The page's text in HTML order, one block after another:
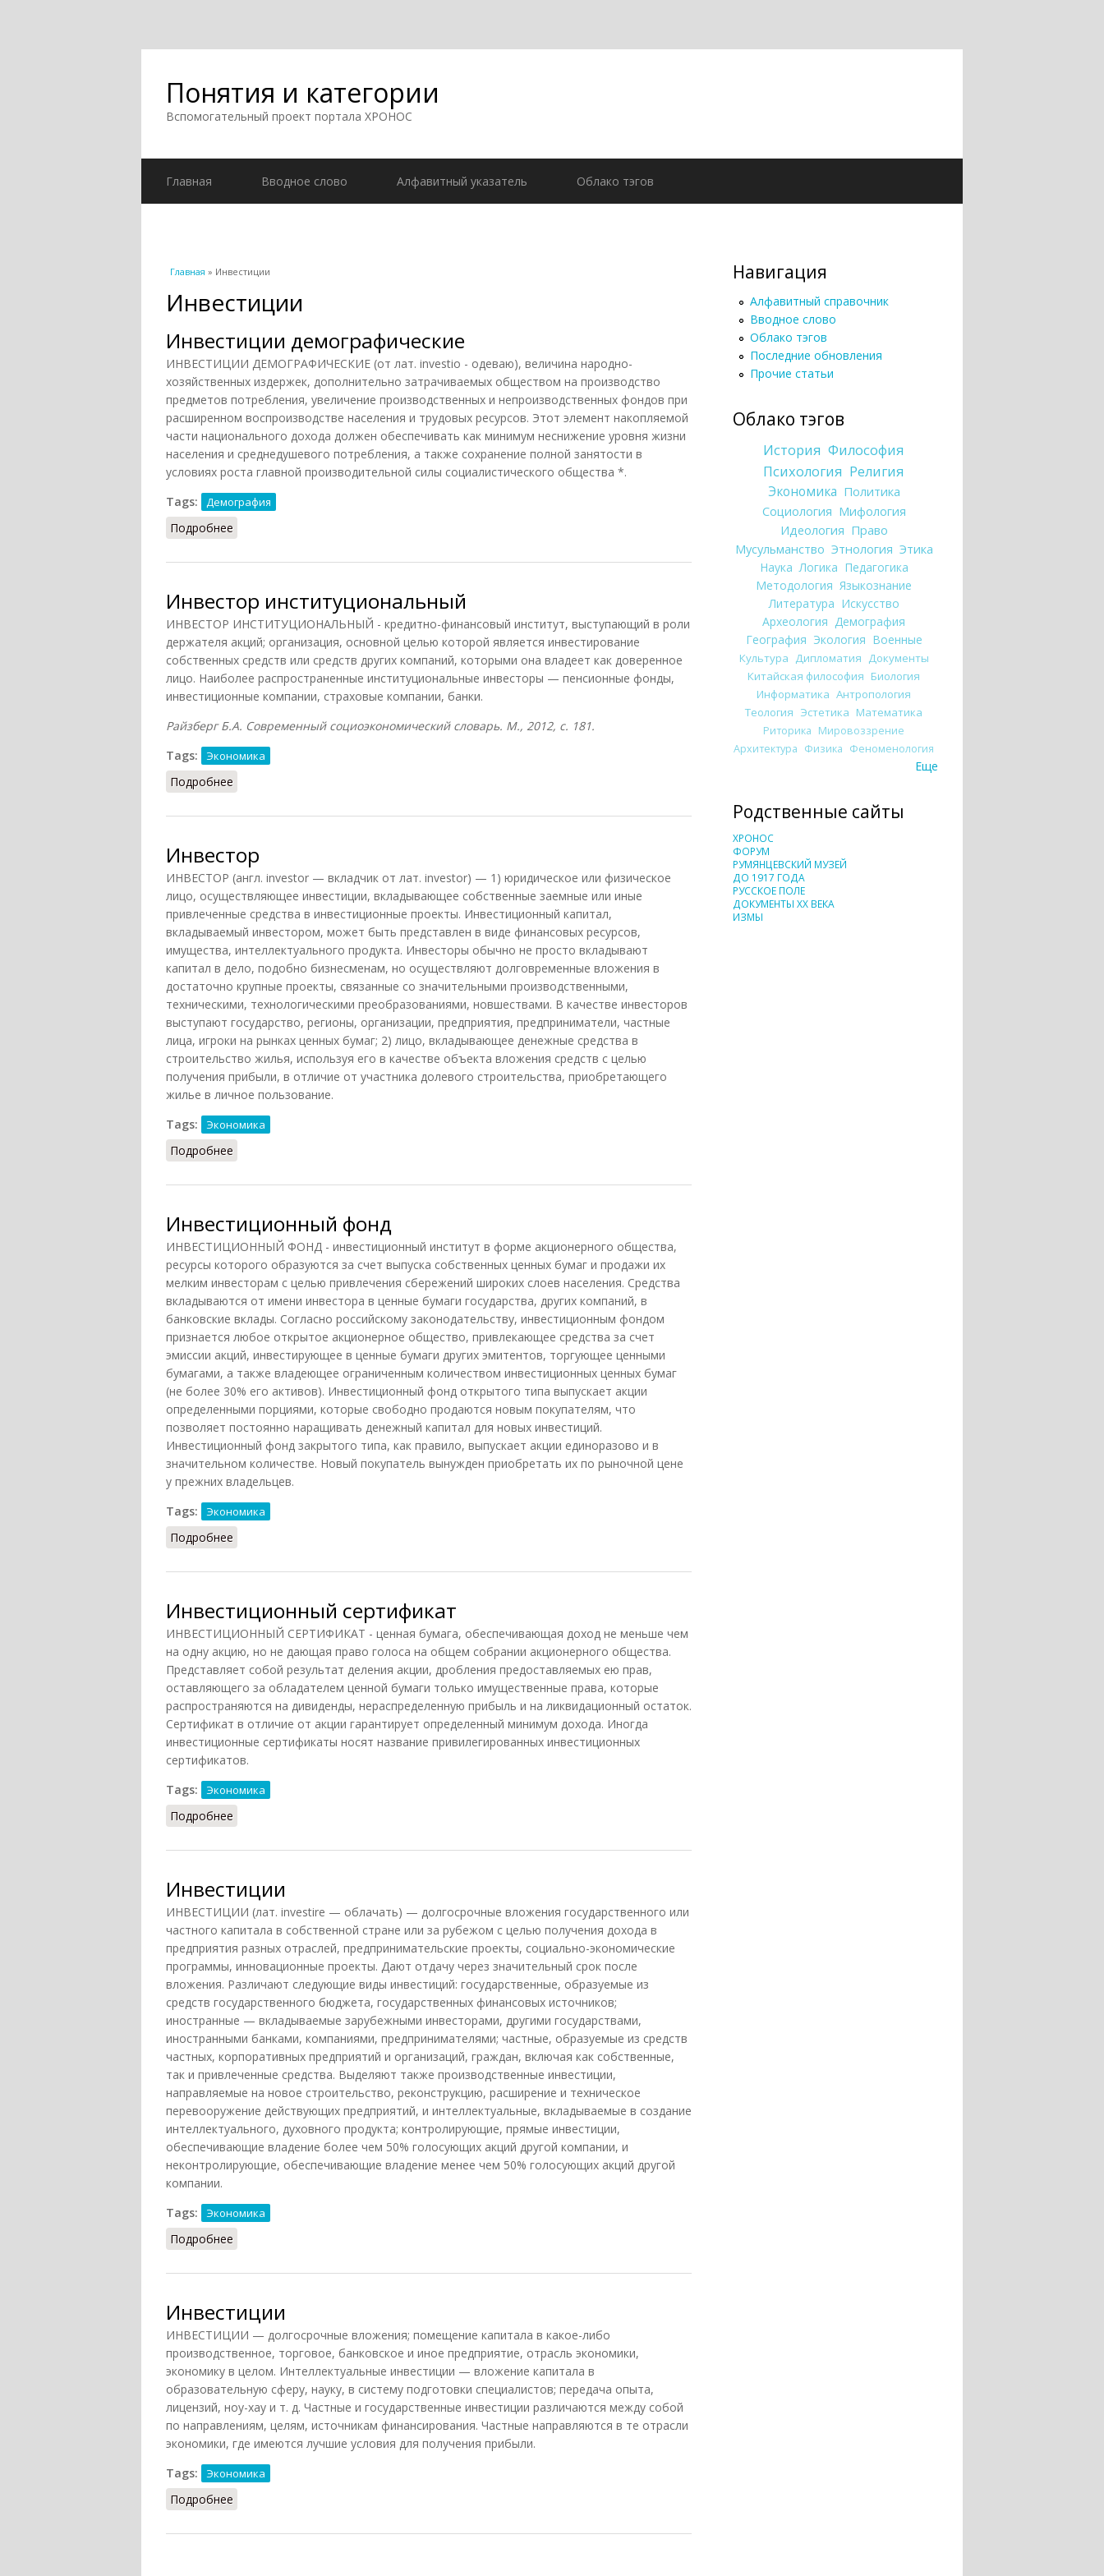
Понятия и категории
Вспомогательный проект портала ХРОНОС
Главная Вводное слово Алфавитный указатель Облако тэгов
Вы здесь
Главная » Инвестиции
Инвестиции
Инвестиции демографические
ИНВЕСТИЦИИ ДЕМОГРАФИЧЕСКИЕ (от лат. investio - одеваю), величина народно-
хозяйственных издержек, дополнительно затрачиваемых обществом на производство
предметов потребления, увеличение производственных и непроизводственных фондов при
расширенном воспроизводстве населения и трудовых ресурсов. Этот элемент накопляемой
части национального дохода должен обеспечивать как минимум неснижение уровня жизни
населения и среднедушевого потребления, а также сохранение полной занятости в
условиях роста главной производительной силы социалистического общества *.
Tags:
Демография
Подробнее
Инвестор институциональный
ИНВЕСТОР ИНСТИТУЦИОНАЛЬНЫЙ - кредитно-финансовый институт, выступающий в роли
держателя акций; организация, основной целью которой является инвестирование
собственных средств или средств других компаний, которыми она владеет как доверенное
лицо. Наиболее распространенные институциональные инвесторы — пенсионные фонды,
инвестиционные компании, страховые компании, банки.
Райзберг Б.А. Современный социоэкономический словарь. М., 2012, с. 181.
Tags:
Экономика
Подробнее
Инвестор
ИНВЕСТОР (англ. investor — вкладчик от лат. investor) — 1) юридическое или физическое
лицо, осуществляющее инвестиции, вкладывающее собственные заемные или иные
привлеченные средства в инвестиционные проекты. Инвестиционный капитал,
вкладываемый инвестором, может быть представлен в виде финансовых ресурсов,
имущества, интеллектуального продукта. Инвесторы обычно не просто вкладывают
капитал в дело, подобно бизнесменам, но осуществляют долговременные вложения в
достаточно крупные проекты, связанные со значительными производственными,
техническими, технологическими преобразованиями, новшествами. В качестве инвесторов
выступают государство, регионы, организации, предприятия, предприниматели, частные
лица, игроки на рынках ценных бумаг; 2) лицо, вкладывающее денежные средства в
строительство жилья, используя его в качестве объекта вложения средств с целью
получения прибыли, в отличие от участника долевого строительства, приобретающего
жилье в личное пользование.
Tags:
Экономика
Подробнее
Инвестиционный фонд
ИНВЕСТИЦИОННЫЙ ФОНД - инвестиционный институт в форме акционерного общества,
ресурсы которого образуются за счет выпуска собственных ценных бумаг и продажи их
мелким инвесторам с целью привлечения сбережений широких слоев населения. Средства
вкладываются от имени инвестора в ценные бумаги государства, других компаний, в
банковские вклады. Согласно российскому законодательству, инвестиционным фондом
признается любое открытое акционерное общество, привлекающее средства за счет
эмиссии акций, инвестирующее в ценные бумаги других эмитентов, торгующее ценными
бумагами, а также владеющее ограниченным количеством инвестиционных ценных бумаг
(не более 30% его активов). Инвестиционный фонд открытого типа выпускает акции
определенными порциями, которые свободно продаются новым покупателям, что
позволяет постоянно наращивать денежный капитал для новых инвестиций.
Инвестиционный фонд закрытого типа, как правило, выпускает акции единоразово и в
значительном количестве. Новый покупатель вынужден приобретать их по рыночной цене
у прежних владельцев.
Tags:
Экономика
Подробнее
Инвестиционный сертификат
ИНВЕСТИЦИОННЫЙ СЕРТИФИКАТ - ценная бумага, обеспечивающая доход не меньше чем
на одну акцию, но не дающая право голоса на общем собрании акционерного общества.
Представляет собой результат деления акции, дробления предоставляемых ею прав,
оставляющего за обладателем ценной бумаги только имущественные права, которые
распространяются на дивиденды, нераспределенную прибыль и на ликвидационный остаток.
Сертификат в отличие от акции гарантирует определенный минимум дохода. Иногда
инвестиционные сертификаты носят название привилегированных инвестиционных
сертификатов.
Tags:
Экономика
Подробнее
Инвестиции
ИНВЕСТИЦИИ (лат. investire — облачать) — долгосрочные вложения государственного или
частного капитала в собственной стране или за рубежом с целью получения дохода в
предприятия разных отраслей, предпринимательские проекты, социально-экономические
программы, инновационные проекты. Дают отдачу через значительный срок после
вложения. Различают следующие виды инвестиций: государственные, образуемые из
средств государственного бюджета, государственных финансовых источников;
иностранные — вкладываемые зарубежными инвесторами, другими государствами,
иностранными банками, компаниями, предпринимателями; частные, образуемые из средств
частных, корпоративных предприятий и организаций, граждан, включая как собственные,
так и привлеченные средства. Выделяют также производственные инвестиции,
направляемые на новое строительство, реконструкцию, расширение и техническое
перевооружение действующих предприятий, и интеллектуальные, вкладываемые в создание
интеллектуального, духовного продукта; контролирующие, прямые инвестиции,
обеспечивающие владение более чем 50% голосующих акций другой компании, и
неконтролирующие, обеспечивающие владение менее чем 50% голосующих акций другой
компании.
Tags:
Экономика
Подробнее
Инвестиции
ИНВЕСТИЦИИ — долгосрочные вложения; помещение капитала в какое-либо
производственное, торговое, банковское и иное предприятие, отрасль экономики,
экономику в целом. Интеллектуальные инвестиции — вложение капитала в
образовательную сферу, науку, в систему подготовки специалистов; передача опыта,
лицензий, ноу-хау и т. д. Частные и государственные инвестиции различаются между собой
по направлениям, целям, источникам финансирования. Частные направляются в те отрасли
экономики, где имеются лучшие условия для получения прибыли.
Tags:
Экономика
Подробнее
Навигация
Алфавитный справочник
Вводное слово
Облако тэгов
Последние обновления
Прочие статьи
Облако тэгов
История Философия
Психология Религия
Экономика Политика
Социология Мифология
Идеология Право
Мусульманство Этнология Этика
Наука Логика Педагогика
Методология Языкознание
Литература Искусство
Археология Демография
География Экология Военные
Культура Дипломатия Документы
Китайская философия Биология
Информатика Антропология
Теология Эстетика Математика
Риторика Мировоззрение
Архитектура Физика Феноменология
Еще
Родственные сайты
ХРОНОС
ФОРУМ
РУМЯНЦЕВСКИЙ МУЗЕЙ
ДО 1917 ГОДА
РУССКОЕ ПОЛЕ
ДОКУМЕНТЫ XX ВЕКА
ИЗМЫ